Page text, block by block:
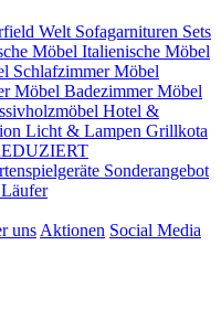
Welt Sofagarnituren Sets
Möbel Italienische Möbel
Schlafzimmer Möbel
Möbel Badezimmer Möbel
Hotel &
Licht & Lampen Grillkota
Sonderangebot
uns Aktionen Social Media